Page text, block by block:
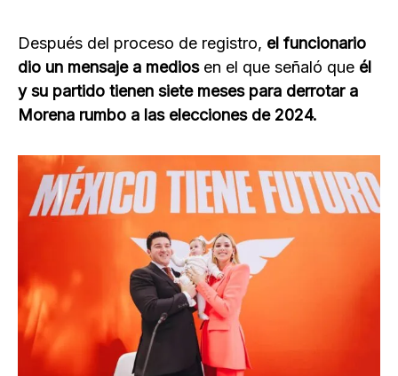
Después del proceso de registro, el funcionario
dio un mensaje a medios en el que señaló que él
y su partido tienen siete meses para derrotar a
Morena rumbo a las elecciones de 2024.